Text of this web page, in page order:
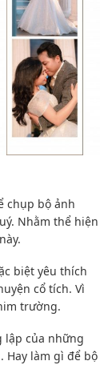
chụp bộ ảnh
Nhằm thể hiện
biệt yêu thích
cổ tích. Vì
trường.
lập của những
Hay làm gì để bộ